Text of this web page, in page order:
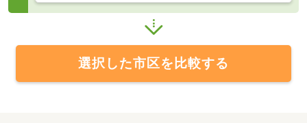
選択した市区を比較する